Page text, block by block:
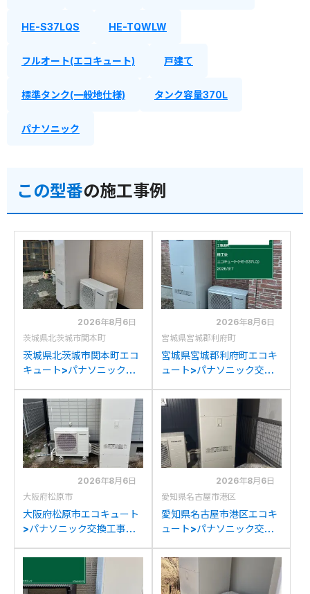
HE-S37LQS HE-TQWLW
フルオート(エコキュート) 戸建て
標準タンク(一般地仕様) タンク容量370L
パナソニック
この型番の施工事例
2026年8月6日
茨城県北茨城市関本町
茨城県北茨城市関本町エコ
キュート>パナソニック交
CTU-37D1A10からパナソ
ニックHE-S37LQSへの交
換
2026年8月6日
宮城県宮城郡利府町
宮城県宮城郡利府町エコキ
ュート>パナソニック交換
クHE-37K3XPからパナソ
ニックHE-S37LQSへの交
2026年8月6日
大阪府松原市
大阪府松原市エコキュート
>パナソニック交換工事施
HEK37DXからパナソニッ
クHE-S37LQSへの交換
2026年8月6日
愛知県名古屋市港区
愛知県名古屋市港区エコキ
ュート>パナソニック交換
TU-37KFVからパナソニッ
クHE-S37LQSへの交換